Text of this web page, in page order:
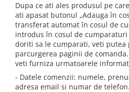
Dupa ce ati ales produsul pe
ati apasat butonul „Adauga în
transferat automat în cosul de
introdus în cosul de
doriti sa le cumparati, veti putea
parcurgerea paginii de
veti furniza urmatoarele
- Datele comenzii: numele,
adresa email si numar de telefon.